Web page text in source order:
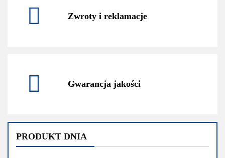
Zwroty i reklamacje
Gwarancja jakości
PRODUKT DNIA